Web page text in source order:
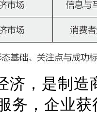
济，是制
务，企业